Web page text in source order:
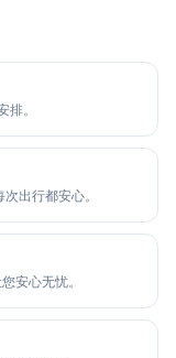
。
出行都安心。
安心无忧。